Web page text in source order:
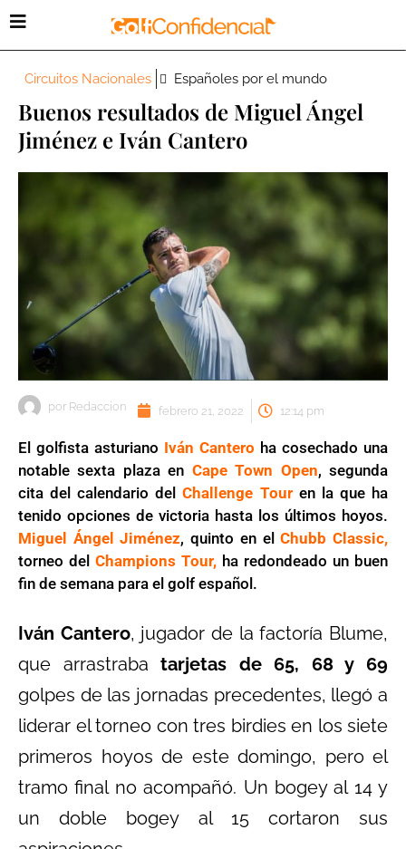
Circuitos Nacionales Españoles por el mundo
Buenos resultados de Miguel Ángel
Jiménez e Iván Cantero
por Redaccion febrero 21, 2022 12:14 pm
El golfista asturiano Iván Cantero ha cosechado una
notable sexta plaza en Cape Town Open, segunda
cita del calendario delChallenge Touren la que ha
tenido opciones de victoria hasta los últimos hoyos.
Miguel Ángel Jiménez, quinto en elChubb Classic,
torneo del Champions Tour, ha redondeado un buen
fin de semana para el golf español.
Iván Cantero, jugador de la factoría Blume,
que arrastraba tarjetas de 65, 68 y 69
golpes de las jornadas precedentes, llegó a
liderar el torneo con tres birdies en los siete
primeros hoyos de este domingo, pero el
tramo final no acompañó. Un bogey al 14 y
un doble bogey al 15 cortaron sus